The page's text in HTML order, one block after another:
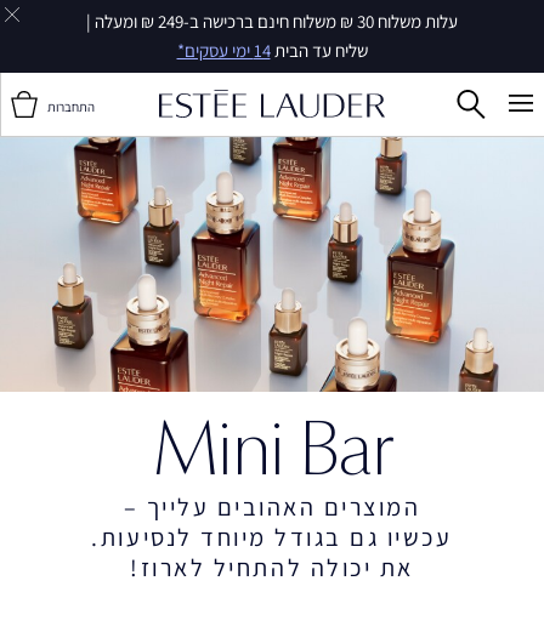
עלות משלוח 30 ₪ משלוח חינם ברכישה ב-249 ₪ ומעלה |
שליח עד הבית14 ימי עסקים*
התחברות
Mini Bar
המוצרים האהובים עלייך –
עכשיו גם בגודל מיוחד לנסיעות.
את יכולה להתחיל לארוז!